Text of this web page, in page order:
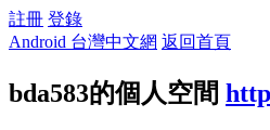
註冊 登錄
Android 台灣中文網 返回首頁
bda583的個人空間